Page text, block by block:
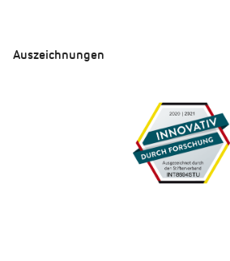
Auszeichnungen